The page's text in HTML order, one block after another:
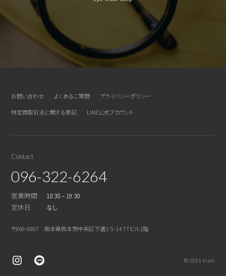
お問い合わせ よくあるご質問
プライバシーポリシー
特定商取引法に関する表記
LINE公式アカウント
Contact
096-322-6264
営業時間 10:30 – 19:30
定休日 なし
〒860-0807 熊本県熊本市中央区下通1-5-14 TTビル1階
© 2021 Visio.